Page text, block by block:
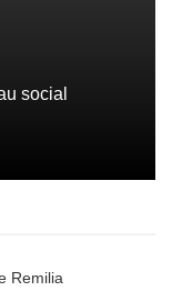
social
Remilia